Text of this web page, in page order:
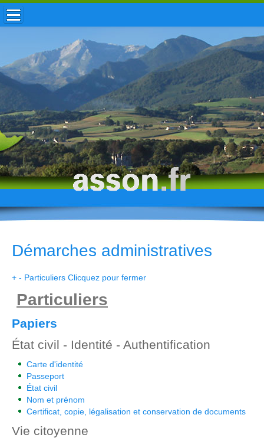
ACCUEIL / INFOS
MUNICIPALITÉ
VIE LOCALE
ENFANCE
TOURISME
HISTOIRE
Démarches administratives
+ - Particuliers Clicquez pour fermer
Particuliers
Papiers
État civil - Identité - Authentification
Carte d'identité
Passeport
État civil
Nom et prénom
Certificat, copie, légalisation et conservation de documents
Vie citoyenne